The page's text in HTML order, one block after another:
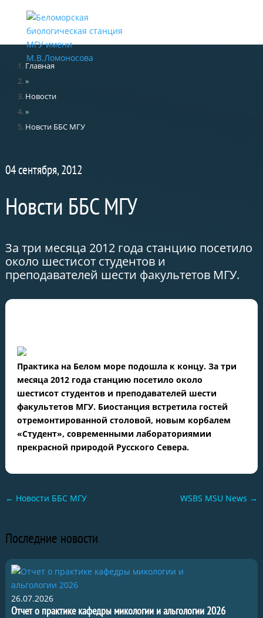
Главная
»
Новости
»
Новсти ББС МГУ
04 сентября, 2012
Новсти ББС МГУ
За три месяца 2012 года станцию посетило
около шестисот студентов и
преподавателей шести факультетов МГУ.
Практика на Белом море подошла к концу. За три
месяца 2012 года станцию посетило около
шестисот студентов и преподавателей шести
факультетов МГУ. Биостанция встретила гостей
отремонтированной столовой, новым корбалем
«Студент», современными лабораториямии
прекрасной природой Русского Севера.
← Новости ББС МГУ WSBS MSU News →
Последние новости
26.07.2026
Отчет о практике кафедры микологии и альгологии 2026